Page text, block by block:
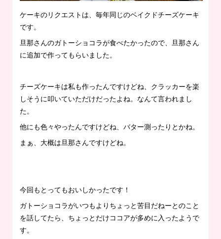
ケーキのリクエストは、毎年同じのベイクドチーズケーキ
です。
旦那さんのガトーショコラが食べたかったので、旦那さん
に追加で作ってもらいました。
チーズケーキは私も作ったんですけどね、クラッカーを楽
しそうに叩いていただけだったよね。なんて言われまし
た。
他にも色々やったんですけどね、バター測ったりとかね。
まぁ、大概は旦那さんですけどね。
今回もとってもおいしかったです！
ガトーショコラがいつもよりちょっと苦目だねーとのこと
を話してたら、ちょっとだけココアが多めに入ったようで
す。